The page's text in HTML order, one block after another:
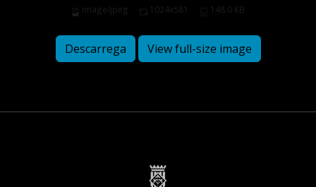
image/jpeg 1024x581 148.0 KB
Descarrega View full-size image